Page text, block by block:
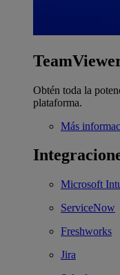
Obtén toda la
plataforma.
Más
Microsoft
ServiceNow
Freshworks
Jira